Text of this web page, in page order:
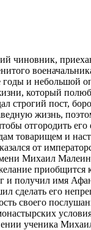
чиновник,
годы и небольшой
который
строгий пост,
жизнь,
отгородить
товарищем и
от
Михаил
получил имя
сделать его
своего
ученика